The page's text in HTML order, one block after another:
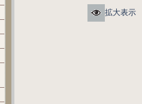
拡大表示